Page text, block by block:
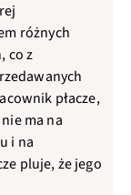
różnych
co z
płacze,
ma na
i na
pluje, że jego